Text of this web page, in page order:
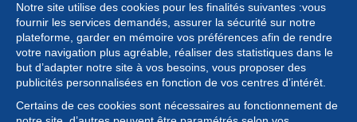
Notre site utilise des cookies pour les finalités suivantes :vous
fournir les services demandés, assurer la sécurité sur notre
plateforme, garder en mémoire vos préférences afin de rendre
votre navigation plus agréable, réaliser des statistiques dans le
but d’adapter notre site à vos besoins, vous proposer des
publicités personnalisées en fonction de vos centres d’intérêt.
Certains de ces cookies sont nécessaires au fonctionnement de
Collection
Actualités